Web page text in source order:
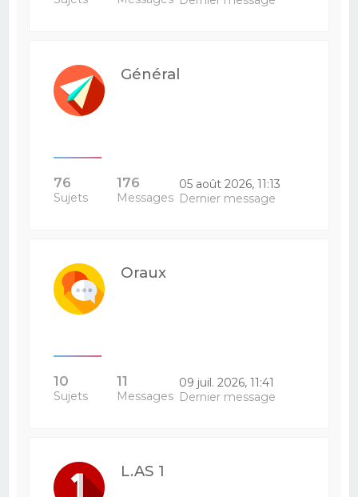
Général
76
Sujets
176
Messages
05 août 2026, 11:13
Dernier message
Oraux
10
Sujets
11
Messages
09 juil. 2026, 11:41
Dernier message
L.AS 1